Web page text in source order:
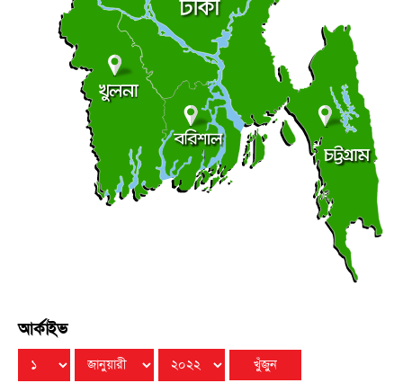
সচিবালয়মুখী মিছিল, জামায়াত জোট পুলিশের মৃদু ধাক্কাধাক্কি
বৃহস্পতিবার ● ৬ আগস্ট ২০২৬
লালমোহনে ফেয়ার ডায়াগনস্টিক সেন্টারের উদ্বোধন
বৃহস্পতিবার ● ৬ আগস্ট ২০২৬
আর্কাইভ